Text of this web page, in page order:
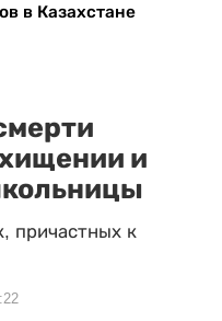
в Казахстане
и
причастных к